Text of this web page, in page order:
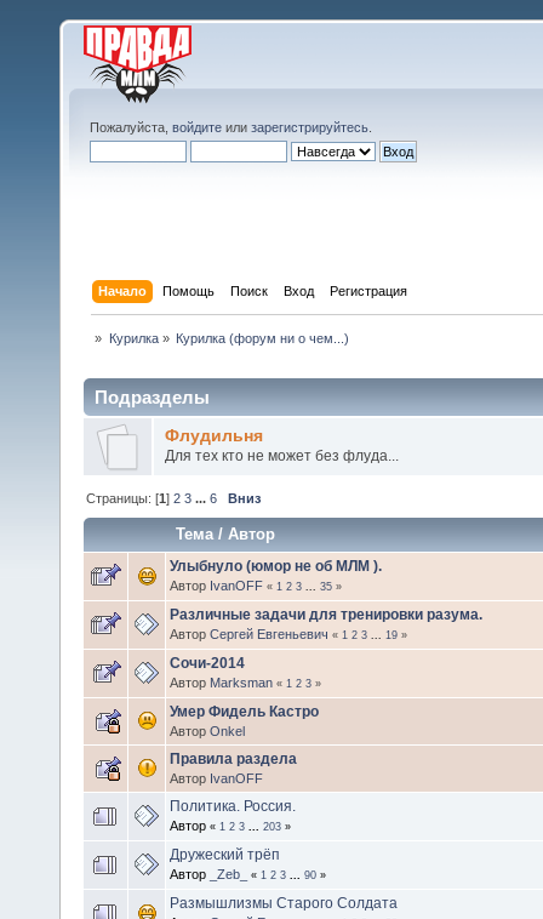
Пожалуйста, войдите или зарегистрируйтесь
Начало Помощь Поиск Вход Регистрация
» Курилка» Курилка (форум ни о чем...)
Подразделы
Флудильня
Для тех кто не может без флуда...
Страницы: [1]2 3 ...6 Вниз
Тема/Автор
Улыбнуло (юмор не об МЛМ ).
Автор IvanOFF « 1 2 3 ... 35 »
Различные задачи для тренировки разума.
Автор Сергей Евгеньевич « 1 2 3 ... 19 »
Сочи-2014
Автор Marksman « 1 2 3 »
Умер Фидель Кастро
Автор Onkel
Правила раздела
Автор IvanOFF
Политика. Россия.
Автор « 1 2 3 ... 203 »
Дружеский трёп
Автор _Zeb_ « 1 2 3 ... 90 »
Размышлизмы Старого Солдата